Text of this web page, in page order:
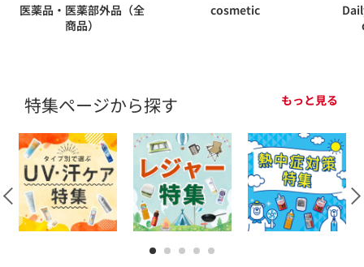
医薬品・医薬部外品（全
商品）
cosmetic
特集ページから探す もっと見る
1 2 3 4 5